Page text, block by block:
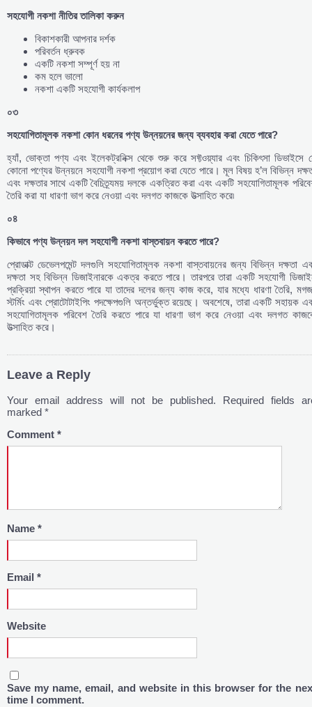
সহযোগী নকশা নীতির তালিকা করুন
বিকাশকারী আপনার দর্শক
পরিবর্তন ধ্রুবক
একটি নকশা সম্পূর্ণ হয় না
কম হলে ভালো
নকশা একটি সহযোগী কার্যকলাপ
০৩
সহযোগিতামূলক নকশা কোন ধরনের পণ্য উন্নয়নের জন্য ব্যবহার করা যেতে পারে?
হ্যাঁ, ভোক্তা পণ্য এবং ইলেকট্রনিক্স থেকে শুরু করে সফ্টওয়্যার এবং চিকিৎসা ডিভাইসে
কোনো পণ্যের উন্নয়নে সহযোগী নকশা প্রয়োগ করা যেতে পারে। মূল বিষয় হ’ল বিভিন্ন
এবং দক্ষতার সাথে একটি বৈচিত্র্যময় দলকে একত্রিত করা এবং একটি সহযোগিতামূলক
তৈরি করা যা ধারণা ভাগ করে নেওয়া এবং দলগত কাজকে উত্সাহিত করে৷
০৪
কিভাবে পণ্য উন্নয়ন দল সহযোগী নকশা বাস্তবায়ন করতে পারে?
প্রোডাক্ট ডেভেলপমেন্ট দলগুলি সহযোগিতামূলক নকশা বাস্তবায়নের জন্য বিভিন্ন দক্ষতা
দক্ষতা সহ বিভিন্ন ডিজাইনারকে একত্র করতে পারে। তারপরে তারা একটি সহযোগী
প্রক্রিয়া স্থাপন করতে পারে যা তাদের দলের জন্য কাজ করে, যার মধ্যে ধারণা তৈরি,
স্টর্মিং এবং প্রোটোটাইপিং পদক্ষেপগুলি অন্তর্ভুক্ত রয়েছে। অবশেষে, তারা একটি সহায়ক
সহযোগিতামূলক পরিবেশ তৈরি করতে পারে যা ধারণা ভাগ করে নেওয়া এবং দলগত
উত্সাহিত করে।
Leave a Reply
Your email address will not be published.
Required fields
marked *
Comment *
Name *
Email *
Website
Save my name, email, and website in this browser for the
time I comment.